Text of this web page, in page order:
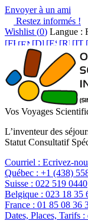
Envoyer à un ami
Restez informés !
Wishlist (0) Langue :
Vos Voyages
L’inventeur des
Statut Consultatif
Courriel : Ecrivez-
Québec : +1 (438)
Suisse : 022 519 0440
Belgique : 023 18 35
France : 01 85 08 36
Dates, Places, Tarifs :